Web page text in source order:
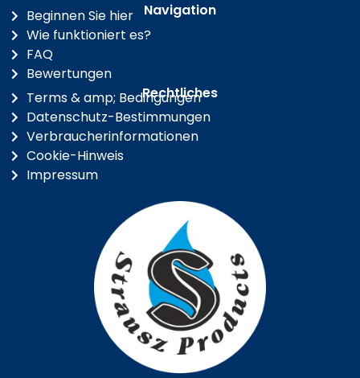
Navigation
Beginnen Sie hier
Wie funktioniert es?
FAQ
Bewertungen
Rechtliches
Terms & amp; Bedingungen
Datenschutz-Bestimmungen
Verbraucherinformationen
Cookie-Hinweis
Impressum